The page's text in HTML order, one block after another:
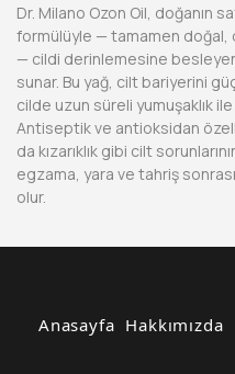
Dr. Milano Ozon Oil, doğanın
formülüyle — tamamen doğal,
— cildi derinlemesine
sunar. Bu yağ, cilt bariyerini
cilde uzun süreli yumuşaklık
Antiseptik ve antioksidan
da kızarıklık gibi cilt
egzama, yara ve tahriş
olur.
Anasayfa Hakkımızda